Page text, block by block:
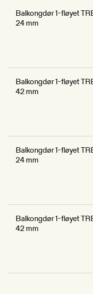
Balkongdør 1-fløyet
24 mm
Balkongdør 1-fløyet
42 mm
Balkongdør 1-fløyet
24 mm
Balkongdør 1-fløyet
42 mm